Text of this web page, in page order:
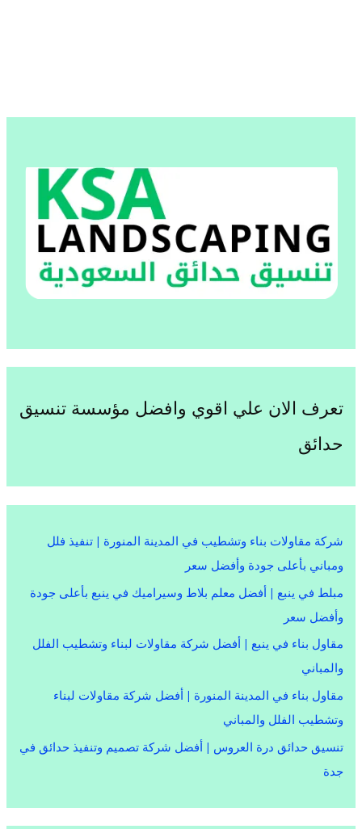
تعرف الان علي اقوي وافضل مؤسسة تنسيق
حدائق
شركة مقاولات بناء وتشطيب في المدينة المنورة | تنفيذ فلل
ومباني بأعلى جودة وأفضل سعر
مبلط في ينبع | أفضل معلم بلاط وسيراميك في ينبع بأعلى جودة
وأفضل سعر
مقاول بناء في ينبع | أفضل شركة مقاولات لبناء وتشطيب الفلل
والمباني
مقاول بناء في المدينة المنورة | أفضل شركة مقاولات لبناء
وتشطيب الفلل والمباني
تنسيق حدائق درة العروس | أفضل شركة تصميم وتنفيذ حدائق في
جدة